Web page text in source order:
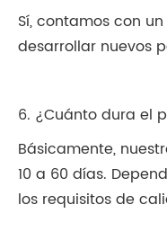
Sí, contamos con
desarrollar nuevos
6. ¿Cuánto dura el
Básicamente,
10 a 60 días.
los requisitos de